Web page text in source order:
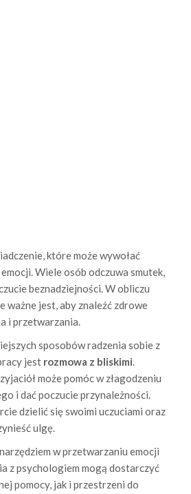
które może wywołać
Wiele osób odczuwa smutek,
beznadziejności. W obliczu
ważne jest, aby znaleźć zdrowe
i przetwarzania.
sposobów radzenia sobie z
jest rozmowa z bliskimi.
może pomóc w złagodzeniu
i dać poczucie przynależności.
dzielić się swoimi uczuciami oraz
ulgę.
w przetwarzaniu emocji
z psychologiem mogą dostarczyć
pomocy, jak i przestrzeni do